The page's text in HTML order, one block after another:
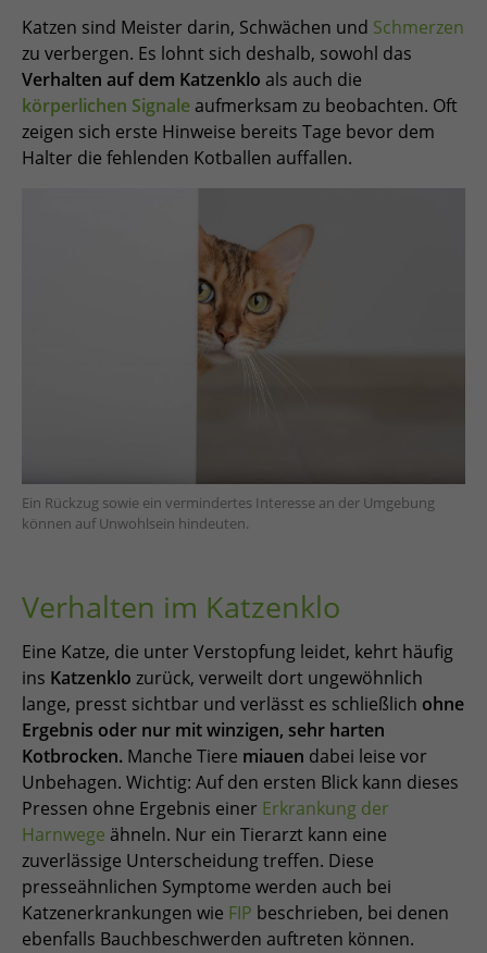
Katzen sind Meister darin, Schwächen und Schmerzen
zu verbergen. Es lohnt sich deshalb, sowohl das
Verhalten auf dem Katzenklo als auch die
körperlichen Signaleaufmerksam zu beobachten. Oft
zeigen sich erste Hinweise bereits Tage bevor dem
Halter die fehlenden Kotballen auffallen.
Ein Rückzug sowie ein vermindertes Interesse an der Umgebung
können auf Unwohlsein hindeuten.
Verhalten im Katzenklo
Eine Katze, die unter Verstopfung leidet, kehrt häufig
ins Katzenklo zurück, verweilt dort ungewöhnlich
lange, presst sichtbar und verlässt es schließlich ohne
Ergebnis oder nur mit winzigen, sehr harten
Kotbrocken. Manche Tiere miauen dabei leise vor
Unbehagen. Wichtig: Auf den ersten Blick kann dieses
Pressen ohne Ergebnis einer Erkrankung der
Harnwege ähneln. Nur ein Tierarzt kann eine
zuverlässige Unterscheidung treffen. Diese
presseähnlichen Symptome werden auch bei
Katzenerkrankungen wie FIP beschrieben, bei denen
ebenfalls Bauchbeschwerden auftreten können.